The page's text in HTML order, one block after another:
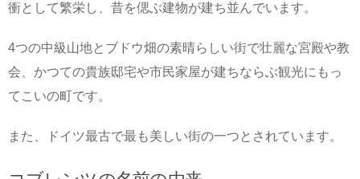
衝として繁栄し、昔を偲ぶ建物が建ち並んでいます。
4つの中級山地とブドウ畑の素晴らしい街で壮麗な宮殿や教
会、かつての貴族邸宅や市民家屋が建ちならぶ観光にもっ
てこいの町です。
また、ドイツ最古で最も美しい街の一つとされています。